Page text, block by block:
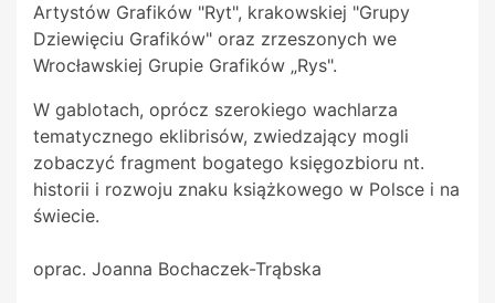
Artystów Grafików "Ryt", krakowskiej "Grupy
Dziewięciu Grafików" oraz zrzeszonych we
Wrocławskiej Grupie Grafików „Rys".
W gablotach, oprócz szerokiego wachlarza
tematycznego eklibrisów, zwiedzający mogli
zobaczyć fragment bogatego księgozbioru nt.
historii i rozwoju znaku książkowego w Polsce i na
świecie.
oprac. Joanna Bochaczek-Trąbska